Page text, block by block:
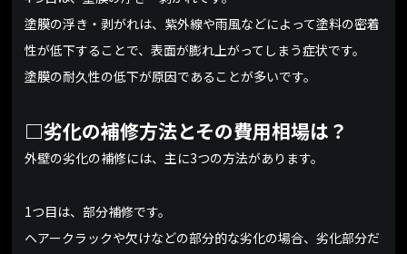
塗膜の浮き・剥がれは、紫外線や雨風などによって塗料の密着
性が低下することで、表面が膨れ上がってしまう症状です。
塗膜の耐久性の低下が原因であることが多いです。
□劣化の補修方法とその費用相場は？
外壁の劣化の補修には、主に3つの方法があります。
1つ目は、部分補修です。
ヘアークラックや欠けなどの部分的な劣化の場合、劣化部分だ